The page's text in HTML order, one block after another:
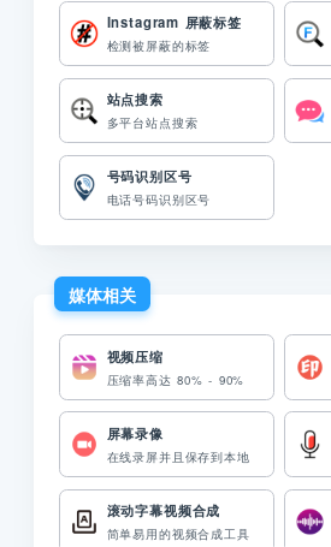
Instagram 屏蔽标签
检测被屏蔽的标签
站点搜索
多平台站点搜索
号码识别区号
电话号码识别区号
媒体相关
视频压缩
压缩率高达 80% - 90%
屏幕录像
在线录屏并且保存到本地
滚动字幕视频合成
简单易用的视频合成工具